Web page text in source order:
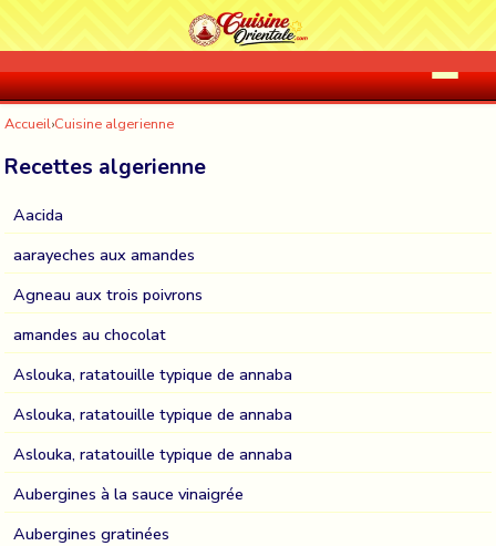
Accueil›Cuisine algerienne
Recettes algerienne
Aacida
aarayeches aux amandes
Agneau aux trois poivrons
amandes au chocolat
Aslouka, ratatouille typique de annaba
Aslouka, ratatouille typique de annaba
Aslouka, ratatouille typique de annaba
Aubergines à la sauce vinaigrée
Aubergines gratinées